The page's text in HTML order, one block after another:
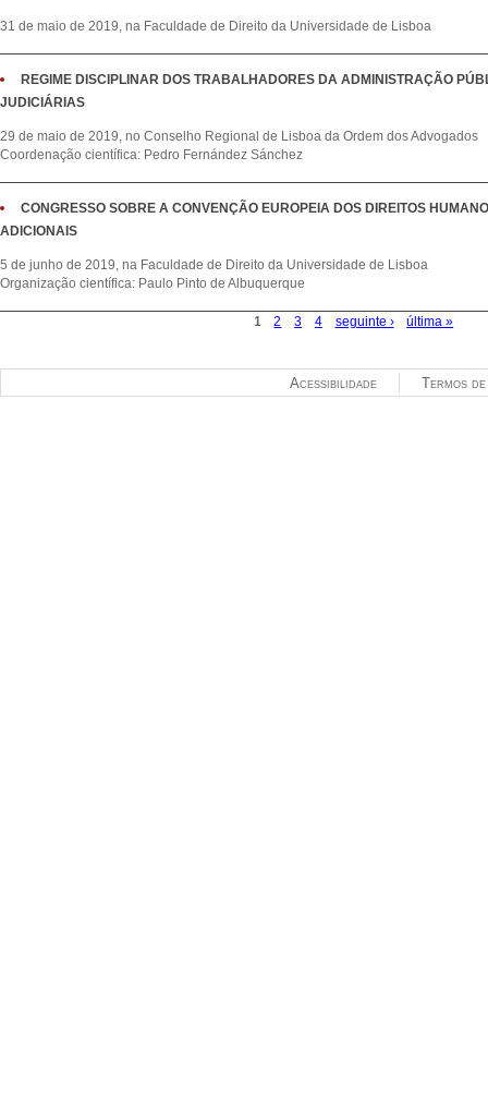
31 de maio de 2019, na Faculdade de Direito da Universidade de Lisboa
REGIME DISCIPLINAR DOS TRABALHADORES DA ADMINISTRAÇÃO
JUDICIÁRIAS
29 de maio de 2019, no Conselho Regional de Lisboa da Ordem dos Advogados
Coordenação científica: Pedro Fernández Sánchez
CONGRESSO SOBRE A CONVENÇÃO EUROPEIA DOS DIREITOS
ADICIONAIS
5 de junho de 2019, na Faculdade de Direito da Universidade de Lisboa
Organização científica: Paulo Pinto de Albuquerque
1 2 3 4 seguinte › última »
Termos
Acessibilidade